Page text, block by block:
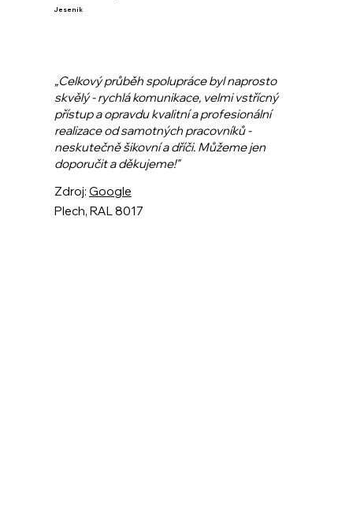
Jeseník
„Celkový průběh spolupráce byl naprosto
skvělý - rychlá komunikace, velmi vstřícný
přístup a opravdu kvalitní a profesionální
realizace od samotných pracovníků -
neskutečně šikovní a dříči. Můžeme jen
doporučit a děkujeme!"
Plech, RAL 8017
Zdroj: Google